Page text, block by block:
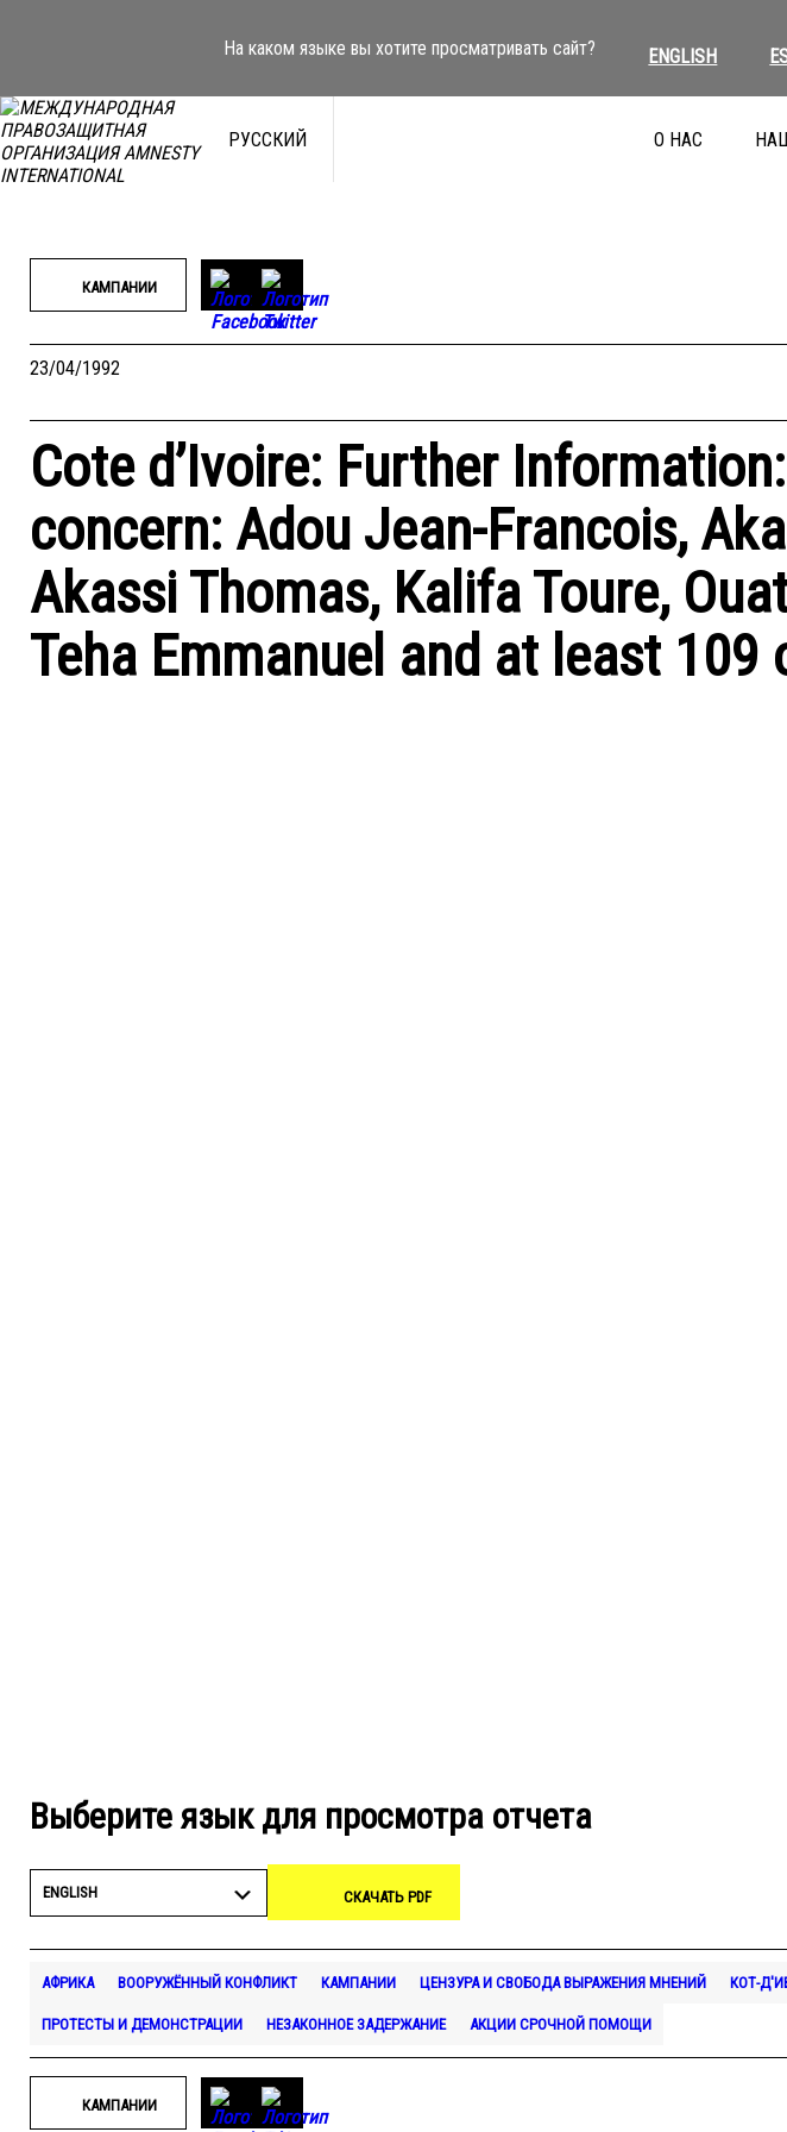
На каком языке вы хотите просматривать сайт? ENGLISH
РУССКИЙ О НАС
КАМПАНИИ
23/04/1992
Cote d’Ivoire: Further
concern: Adou Jean-Francois,
Akassi Thomas, Kalifa Toure,
Teha Emmanuel and at least 109
Выберите язык для просмотра отчета
ENGLISH СКАЧАТЬ PDF
АФРИКА ВООРУЖЁННЫЙ КОНФЛИКТ КАМПАНИИ ЦЕНЗУРА И СВОБОДА ВЫРАЖЕНИЯ МНЕНИЙ КОТ-
ПРОТЕСТЫ И ДЕМОНСТРАЦИИ НЕЗАКОННОЕ ЗАДЕРЖАНИЕ АКЦИИ СРОЧНОЙ ПОМОЩИ
КАМПАНИИ